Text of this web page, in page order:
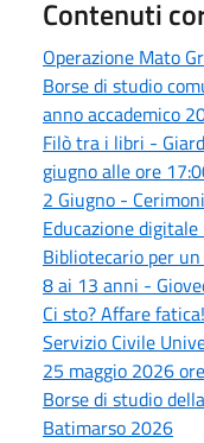
Contenuti
Operazione Mato
Borse di studio
anno accademico
Filò tra i libri -
giugno alle ore
2 Giugno -
Educazione
Bibliotecario per
8 ai 13 anni -
Ci sto? Affare
Servizio Civile
25 maggio 2026
Borse di studio
Batimarso 2026